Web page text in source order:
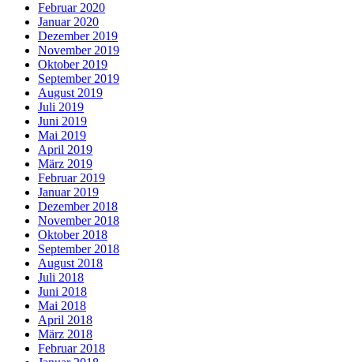
Februar 2020
Januar 2020
Dezember 2019
November 2019
Oktober 2019
September 2019
August 2019
Juli 2019
Juni 2019
Mai 2019
April 2019
März 2019
Februar 2019
Januar 2019
Dezember 2018
November 2018
Oktober 2018
September 2018
August 2018
Juli 2018
Juni 2018
Mai 2018
April 2018
März 2018
Februar 2018